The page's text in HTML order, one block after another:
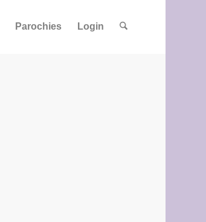
Parochies Login